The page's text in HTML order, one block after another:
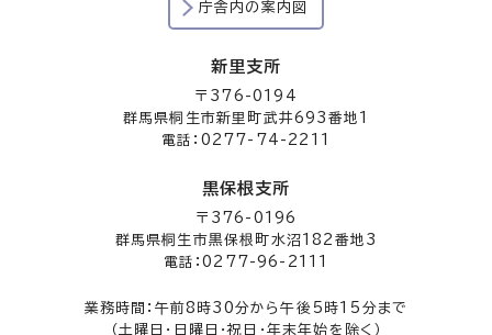
庁舎内の案内図
新里支所
〒376-0194
群馬県桐生市新里町武井693番地1
電話：0277-74-2211
黒保根支所
〒376-0196
群馬県桐生市黒保根町水沼182番地3
電話：0277-96-2111
業務時間：午前8時30分から午後5時15分まで
（土曜日・日曜日・祝日・年末年始を除く）